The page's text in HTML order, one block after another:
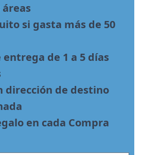
si gasta más de 50
de 1 a 5 días
dirección de destino
en cada Compra